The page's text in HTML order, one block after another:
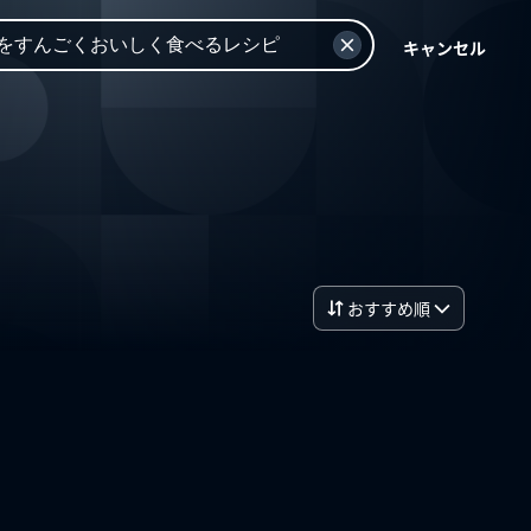
キャンセル
おすすめ順